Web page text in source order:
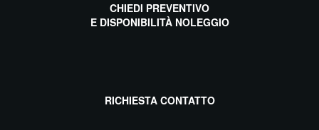
CHIEDI PREVENTIVO
E DISPONIBILITÀ NOLEGGIO
RICHIESTA CONTATTO